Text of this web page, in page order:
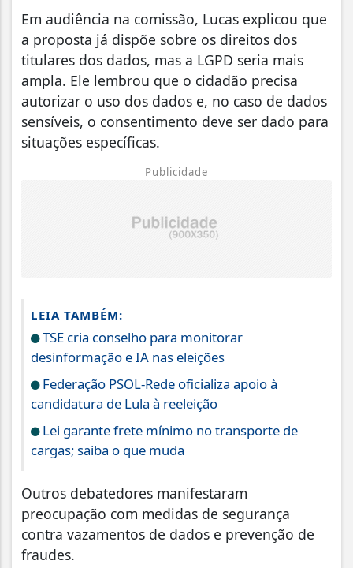
Em audiência na comissão, Lucas explicou que
a proposta já dispõe sobre os direitos dos
titulares dos dados, mas a LGPD seria mais
ampla. Ele lembrou que o cidadão precisa
autorizar o uso dos dados e, no caso de dados
sensíveis, o consentimento deve ser dado para
situações específicas.
Publicidade
LEIA TAMBÉM:
TSE cria conselho para monitorar
desinformação e IA nas eleições
Federação PSOL-Rede oficializa apoio à
candidatura de Lula à reeleição
Lei garante frete mínimo no transporte de
cargas; saiba o que muda
Outros debatedores manifestaram
preocupação com medidas de segurança
contra vazamentos de dados e prevenção de
fraudes.